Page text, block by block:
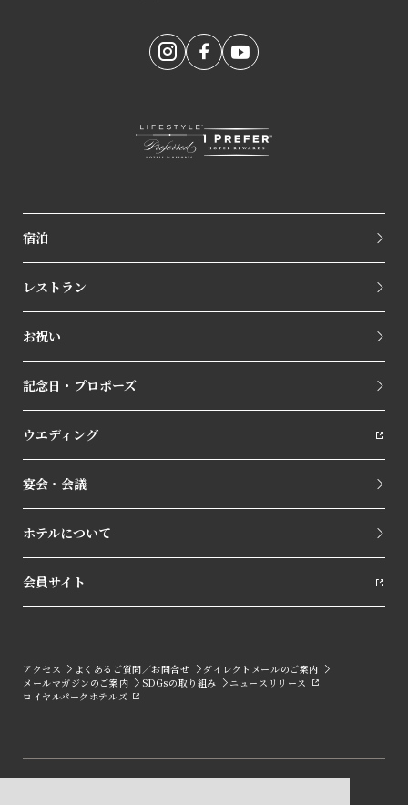
宿泊
レストラン
お祝い
記念日・プロポーズ
ウエディング
宴会・会議
ホテルについて
会員サイト
アクセス よくあるご質問／お問合せ
ダイレクトメールのご案内
メールマガジンのご案内
SDGsの取り組み
ニュースリリース
ロイヤルパークホテルズ